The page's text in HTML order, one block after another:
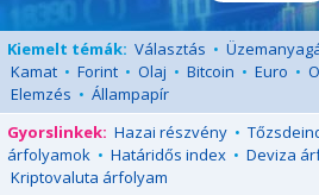
Kiemelt témák: Választás •
Kamat • Forint • Olaj • Bitcoin • Euro •
Elemzés • Állampapír
Gyorslinkek: Hazai részvény •
árfolyamok • Határidős index • Deviza
Kriptovaluta árfolyam